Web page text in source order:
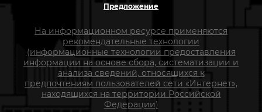
Предложение
На информационном ресурсе применяются
рекомендательные технологии
(информационные технологии предоставления
информации на основе сбора, систематизации и
анализа сведений, относящихся к
предпочтениям пользователей сети «Интернет»,
находящихся на территории Российской
Федерации)